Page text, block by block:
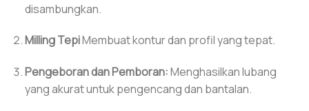
disambungkan.
Milling TepiMembuat kontur dan profil yang tepat.
Pengeboran dan Pemboran:Menghasilkan lubang
yang akurat untuk pengencang dan bantalan.